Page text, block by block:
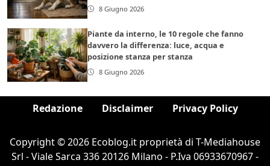
8 Giugno 2026
Piante da interno, le 10 regole che fanno
davvero la differenza: luce, acqua e
posizione stanza per stanza
8 Giugno 2026
Redazione Disclaimer Privacy Policy
Copyright © 2026 Ecoblog.it proprietà di T-Mediahouse
Srl - Viale Sarca 336 20126 Milano - P.Iva 06933670967 -